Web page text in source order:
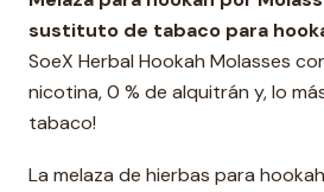
sustituto de tabaco para
SoeX Herbal Hookah Molasses
nicotina, 0 % de alquitrán y, lo
tabaco!
La melaza de hierbas para